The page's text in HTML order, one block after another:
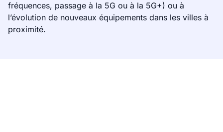
fréquences, passage à la 5G ou à la 5G+) ou à
l’évolution de nouveaux équipements dans les villes à
proximité.